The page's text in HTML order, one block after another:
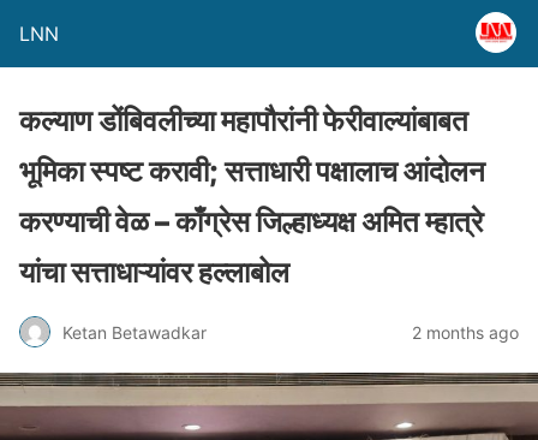
LNN
कल्याण डोंबिवलीच्या महापौरांनी फेरीवाल्यांबाबत
भूमिका स्पष्ट करावी; सत्ताधारी पक्षालाच आंदोलन
करण्याची वेळ – काँग्रेस जिल्हाध्यक्ष अमित म्हात्रे
यांचा सत्ताधाऱ्यांवर हल्लाबोल
Ketan Betawadkar 2 months ago